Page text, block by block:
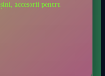
accesorii pentru